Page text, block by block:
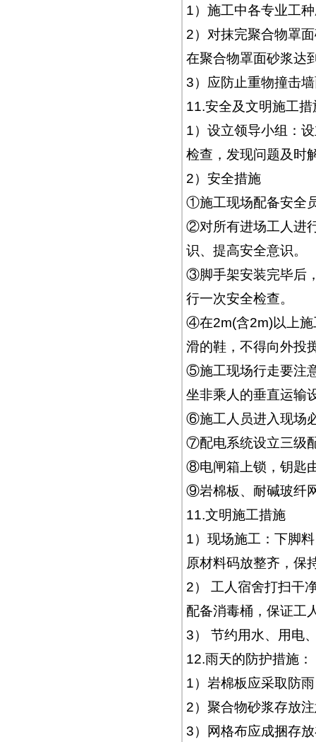
1）施工中各专业工
2）对抹完聚合物罩
在聚合物罩面砂浆达
3）应防止重物撞击
11.安全及文明施工措
1）设立领导小组：
检查，发现问题及时
2）安全措施
①施工现场配备安全
②对所有进场工人进
识、提高安全意识。
③脚手架安装完毕后
行一次安全检查。
④在2m(含2m)以上施
滑的鞋，不得向外投
⑤施工现场行走要注
坐非乘人的垂直运输
⑥施工人员进入现场
⑦配电系统设立三级
⑧电闸箱上锁，钥匙
⑨岩棉板、耐碱玻纤
11.文明施工措施
1）现场施工：下脚
原材料码放整齐，保
2） 工人宿舍打扫干
配备消毒桶，保证工
3） 节约用水、用电
12.雨天的防护措施：
1）岩棉板应采取防
2）聚合物砂浆存放
3）网格布应成捆存